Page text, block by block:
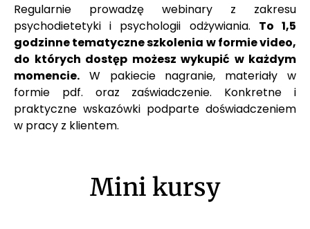
Regularnie prowadzę webinary z zakresu
psychodietetyki i psychologii odżywiania. To 1,5
godzinne tematyczne szkolenia w formie video,
do których dostęp możesz wykupić w każdym
momencie. W pakiecie nagranie, materiały w
formie pdf. oraz zaświadczenie. Konkretne i
praktyczne wskazówki podparte doświadczeniem
w pracy z klientem.
Mini kursy